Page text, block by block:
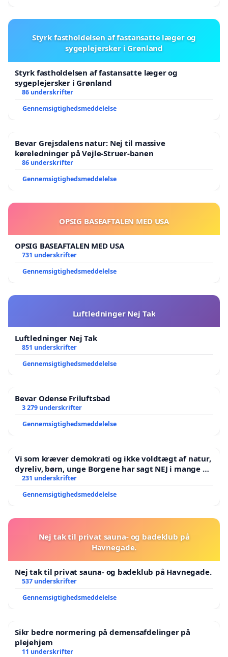
Styrk fastholdelsen af fastansatte læger og
sygeplejersker i Grønland
Styrk fastholdelsen af fastansatte læger og
sygeplejersker i Grønland
86 underskrifter
Gennemsigtighedsmeddelelse
Bevar Grejsdalens natur: Nej til massive
køreledninger på Vejle-Struer-banen
86 underskrifter
Gennemsigtighedsmeddelelse
OPSIG BASEAFTALEN MED USA
OPSIG BASEAFTALEN MED USA
731 underskrifter
Gennemsigtighedsmeddelelse
Luftledninger Nej Tak
Luftledninger Nej Tak
851 underskrifter
Gennemsigtighedsmeddelelse
Bevar Odense Friluftsbad
3 279 underskrifter
Gennemsigtighedsmeddelelse
Vi som kræver demokrati og ikke voldtægt af natur,
dyreliv, børn, unge Borgene har sagt NEJ i mange år.
Der er
231 underskrifter
Gennemsigtighedsmeddelelse
Nej tak til privat sauna- og badeklub på
Havnegade.
Nej tak til privat sauna- og badeklub på Havnegade.
537 underskrifter
Gennemsigtighedsmeddelelse
Sikr bedre normering på demensafdelinger på
plejehjem
11 underskrifter